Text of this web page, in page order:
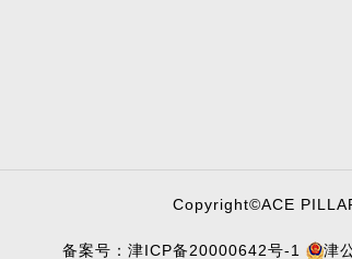
Copyright©ACE
备案号： 津ICP备20000642号-1 津